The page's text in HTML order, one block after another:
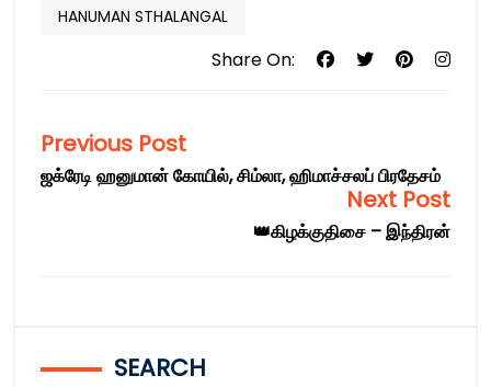
HANUMAN STHALANGAL
Share On:
Previous Post
ஜக்ரேடி ஹனுமான் கோயில், சிம்லா, ஹிமாச்சலப் பிரதேசம்
Next Post
👑கிழக்குதிசை – இந்திரன்
SEARCH